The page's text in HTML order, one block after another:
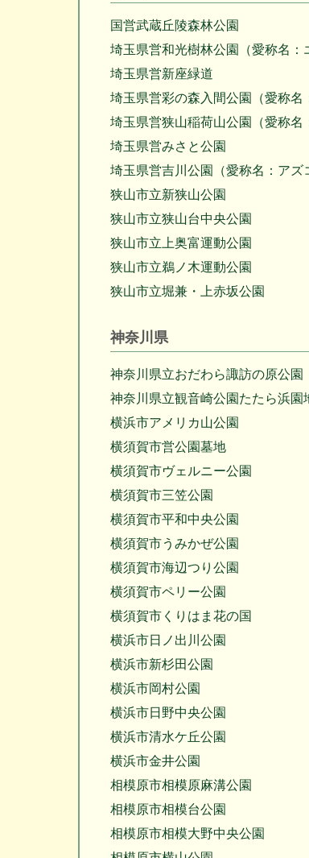
国営武蔵丘陵森林公園
埼玉県営和光樹林公園（愛称名：
埼玉県営新座緑道
埼玉県営彩の森入間公園（愛称名
埼玉県営狭山稲荷山公園（愛称名
埼玉県営みさと公園
埼玉県営吉川公園（愛称名：アズ
狭山市立新狭山公園
狭山市立狭山台中央公園
狭山市立上奥富運動公園
狭山市立鵜ノ木運動公園
狭山市立堀兼・上赤坂公園
神奈川県
神奈川県立おだわら諏訪の原公園
神奈川県立観音崎公園たたら浜
横浜市アメリカ山公園
横須賀市営公園墓地
横須賀市ヴェルニー公園
横須賀市三笠公園
横須賀市平和中央公園
横須賀市うみかぜ公園
横須賀市海辺つり公園
横須賀市ペリー公園
横須賀市くりはま花の国
横浜市日ノ出川公園
横浜市新杉田公園
横浜市岡村公園
横浜市日野中央公園
横浜市清水ケ丘公園
横浜市金井公園
相模原市相模原麻溝公園
相模原市相模台公園
相模原市相模大野中央公園